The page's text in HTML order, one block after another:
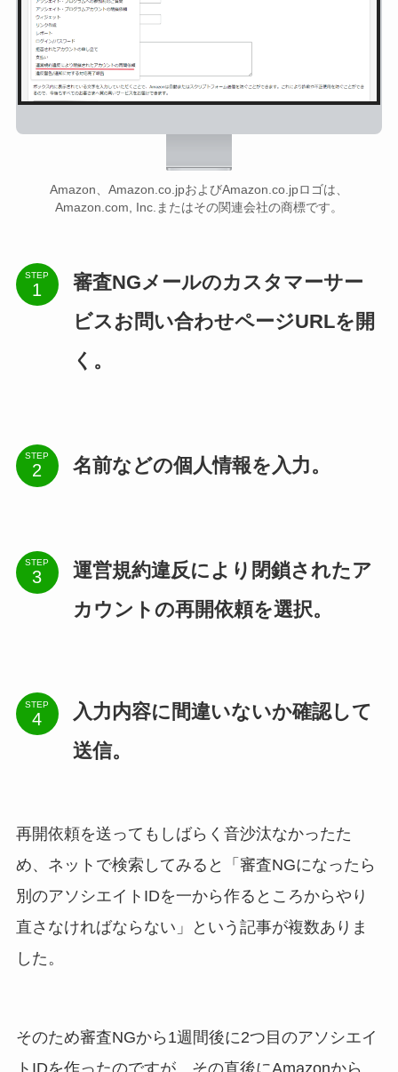
Amazon、Amazon.co.jpおよびAmazon.co.jpロゴは、
Amazon.com, Inc.またはその関連会社の商標です。
STEP
審査NGメールのカスタマーサー
ビスお問い合わせページURLを開
く。
STEP 名前などの個人情報を入力。
STEP
運営規約違反により閉鎖されたア
カウントの再開依頼を選択。
STEP
入力内容に間違いないか確認して
送信。
再開依頼を送ってもしばらく音沙汰なかったた
め、ネットで検索してみると「審査NGになったら
別のアソシエイトIDを一から作るところからやり
直さなければならない」という記事が複数ありま
した。
そのため審査NGから1週間後に2つ目のアソシエイ
トIDを作ったのですが、その直後にAmazonから